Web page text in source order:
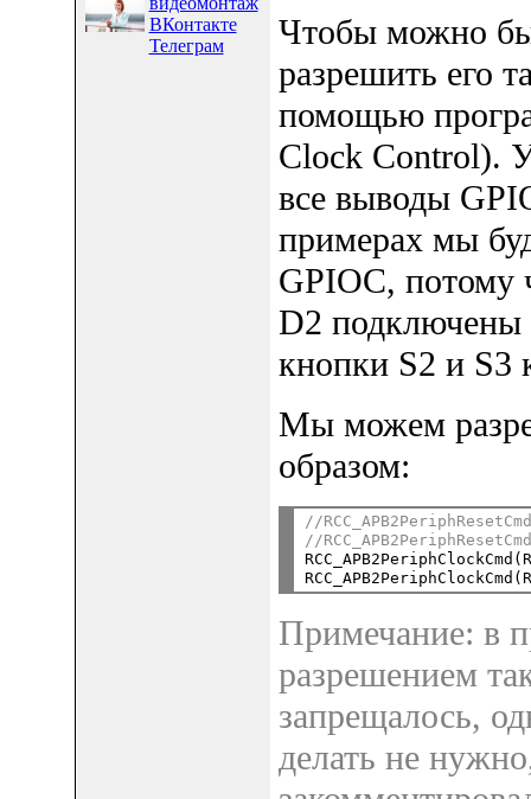
ВКонтакте
Телеграм
Чтобы можно
разрешить его
помощью
Clock Control).
все выводы
примерах мы
GPIOC, потому
D2 подключены
кнопки S2 и S3
Мы можем
образом:
//
//
Примечание: в
разрешением
запрещалось,
делать не